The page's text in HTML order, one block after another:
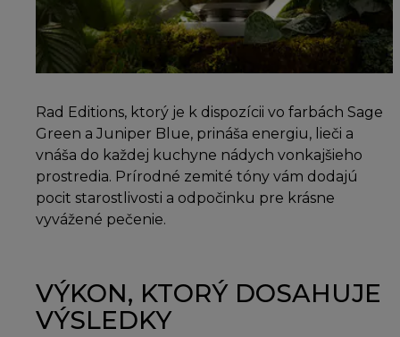
Rad Editions, ktorý je k dispozícii vo farbách Sage
Green a Juniper Blue, prináša energiu, lieči a
vnáša do každej kuchyne nádych vonkajšieho
prostredia. Prírodné zemité tóny vám dodajú
pocit starostlivosti a odpočinku pre krásne
vyvážené pečenie.
VÝKON, KTORÝ DOSAHUJE
VÝSLEDKY